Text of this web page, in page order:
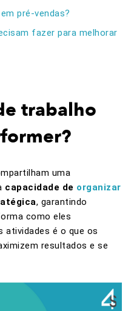
pré-vendas?
fazer para melhorar
trabalho
uma
capacidade de organizar
, garantindo
como eles
atividades é o que os
resultados e se